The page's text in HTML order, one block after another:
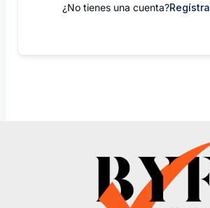
¿No tienes una cuenta?